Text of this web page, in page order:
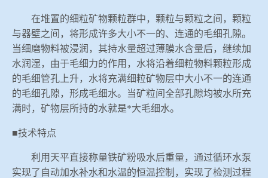
在堆置的细粒矿物颗粒群中，颗粒与颗粒之间，颗粒
与器壁之间，将形成许多大小不一的、连通的毛细孔隙。
当细磨物料被浸润，其持水量超过薄膜水含量后，继续加
水润湿，由于毛细力的作用，水将沿着细粒物料颗粒形成
的毛细管孔上升，水将充满细粒矿物层中大小不一的连通
的毛细孔隙，形成毛细水。当矿粒间全部孔隙均被水所充
满时，矿物层所持的水就是*大毛细水。
■技术特点
利用天平直接称量铁矿粉吸水后重量，通过循环水泵
实现了自动加水补水和水温的恒温控制，实现了检测过程